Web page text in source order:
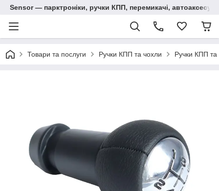
Sensor — парктроніки, ручки КПП, перемикачі,
Товари та послуги Ручки КПП та чохли Ручки КПП